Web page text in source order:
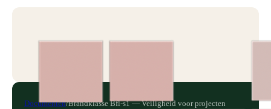
Documenten/Brandklasse Bfl-s1 — Veiligheid voor projecten